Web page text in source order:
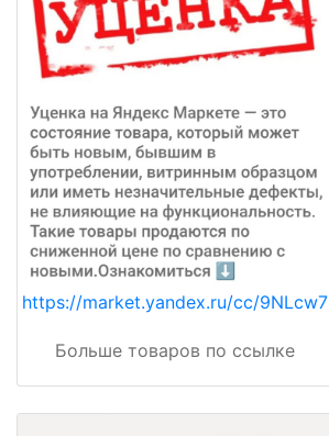
https://market.yandex.ru/cc/9NLcw7
Больше товаров по ссылке